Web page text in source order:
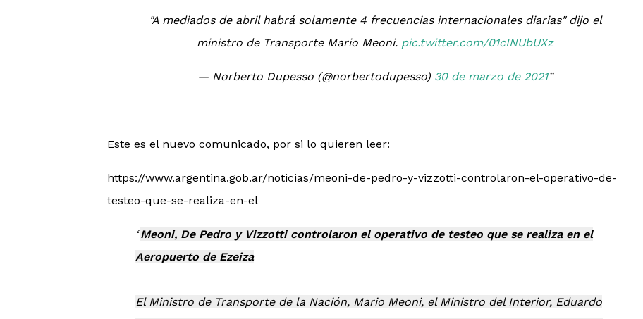
"A mediados de abril habrá solamente 4 frecuencias internacionales diarias" dijo el
ministro de Transporte Mario Meoni. pic.twitter.com/01cINUbUXz
— Norberto Dupesso (@norbertodupesso) 30 de marzo de 2021
Este es el nuevo comunicado, por si lo quieren leer:
https://www.argentina.gob.ar/noticias/meoni-de-pedro-y-vizzotti-controlaron-el-operativo-de-
testeo-que-se-realiza-en-el
Meoni, De Pedro y Vizzotti controlaron el operativo de testeo que se realiza en el
Aeropuerto de Ezeiza
El Ministro de Transporte de la Nación, Mario Meoni, el Ministro del Interior, Eduardo